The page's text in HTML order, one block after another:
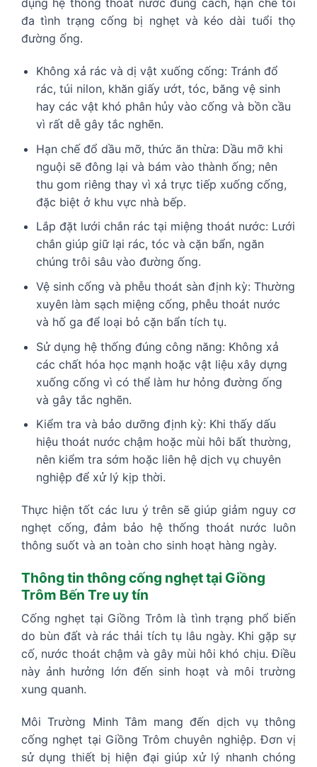
dụng hệ thống thoát nước đúng cách, hạn chế tối
đa tình trạng cống bị nghẹt và kéo dài tuổi thọ
đường ống.
Không xả rác và dị vật xuống cống: Tránh đổ
rác, túi nilon, khăn giấy ướt, tóc, băng vệ sinh
hay các vật khó phân hủy vào cống và bồn cầu
vì rất dễ gây tắc nghẽn.
Hạn chế đổ dầu mỡ, thức ăn thừa: Dầu mỡ khi
nguội sẽ đông lại và bám vào thành ống; nên
thu gom riêng thay vì xả trực tiếp xuống cống,
đặc biệt ở khu vực nhà bếp.
Lắp đặt lưới chắn rác tại miệng thoát nước: Lưới
chắn giúp giữ lại rác, tóc và cặn bẩn, ngăn
chúng trôi sâu vào đường ống.
Vệ sinh cống và phễu thoát sàn định kỳ: Thường
xuyên làm sạch miệng cống, phễu thoát nước
và hố ga để loại bỏ cặn bẩn tích tụ.
Sử dụng hệ thống đúng công năng: Không xả
các chất hóa học mạnh hoặc vật liệu xây dựng
xuống cống vì có thể làm hư hỏng đường ống
và gây tắc nghẽn.
Kiểm tra và bảo dưỡng định kỳ: Khi thấy dấu
hiệu thoát nước chậm hoặc mùi hôi bất thường,
nên kiểm tra sớm hoặc liên hệ dịch vụ chuyên
nghiệp để xử lý kịp thời.
Thực hiện tốt các lưu ý trên sẽ giúp giảm nguy cơ
nghẹt cống, đảm bảo hệ thống thoát nước luôn
thông suốt và an toàn cho sinh hoạt hàng ngày.
Thông tin thông cống nghẹt tại Giồng
Trôm Bến Tre uy tín
Cống nghẹt tại Giồng Trôm là tình trạng phổ biến
do bùn đất và rác thải tích tụ lâu ngày. Khi gặp sự
cố, nước thoát chậm và gây mùi hôi khó chịu. Điều
này ảnh hưởng lớn đến sinh hoạt và môi trường
xung quanh.
Môi Trường Minh Tâm mang đến dịch vụ thông
cống nghẹt tại Giồng Trôm chuyên nghiệp. Đơn vị
sử dụng thiết bị hiện đại giúp xử lý nhanh chóng